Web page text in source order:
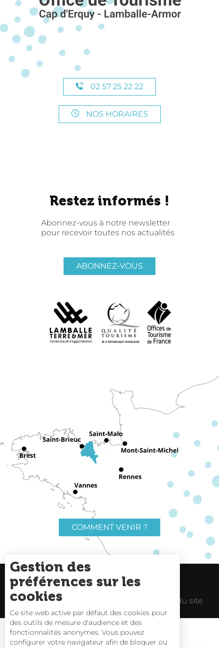
02 57 25 22 22
NOS HORAIRES
Restez informés !
Abonnez-vous à notre newsletter
pour recevoir toutes nos actualités
ABONNEZ-VOUS
COMMENT VENIR ?
Charte du voyageur Liens utiles
Espace Pro Plan du site
Gestion des
préférences sur les
cookies
Ce site web active par défaut des cookies pour
des outils de mesure d'audience et des
fonctionnalités anonymes. Vous pouvez
configurer votre navigateur afin de bloquer ou